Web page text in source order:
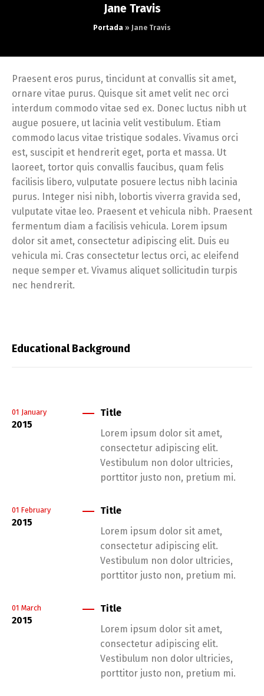
Jane Travis
Portada » Jane Travis
Praesent eros purus, tincidunt at convallis sit amet,
ornare vitae purus. Quisque sit amet velit nec orci
interdum commodo vitae sed ex. Donec luctus nibh ut
augue posuere, ut lacinia velit vestibulum. Etiam
commodo lacus vitae tristique sodales. Vivamus orci
est, suscipit et hendrerit eget, porta et massa. Ut
laoreet, tortor quis convallis faucibus, quam felis
facilisis libero, vulputate posuere lectus nibh lacinia
purus. Integer nisi nibh, lobortis viverra gravida sed,
vulputate vitae leo. Praesent et vehicula nibh. Praesent
fermentum diam a facilisis vehicula. Lorem ipsum
dolor sit amet, consectetur adipiscing elit. Duis eu
vehicula mi. Cras consectetur lectus orci, ac eleifend
neque semper et. Vivamus aliquet sollicitudin turpis
nec hendrerit.
Educational Background
01 January
2015
Title
Lorem ipsum dolor sit amet,
consectetur adipiscing elit.
Vestibulum non dolor ultricies,
porttitor justo non, pretium mi.
01 February
2015
Title
Lorem ipsum dolor sit amet,
consectetur adipiscing elit.
Vestibulum non dolor ultricies,
porttitor justo non, pretium mi.
01 March
2015
Title
Lorem ipsum dolor sit amet,
consectetur adipiscing elit.
Vestibulum non dolor ultricies,
porttitor justo non, pretium mi.